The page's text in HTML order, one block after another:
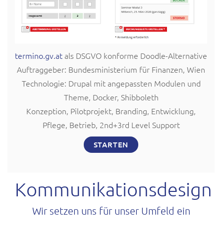
termino.gv.atals DSGVO konforme Doodle-Alternative
Auftraggeber: Bundesministerium für Finanzen, Wien
Technologie: Drupal mit angepassten Modulen und
Theme, Docker, Shibboleth
Konzeption, Pilotprojekt, Branding, Entwicklung,
Pflege, Betrieb, 2nd+3rd Level Support
STARTEN
Kommunikationsdesign
Wir setzen uns für unser Umfeld ein